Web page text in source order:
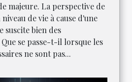
majeure. La perspective de
de vie à cause d'une
suscite bien des
se passe-t-il lorsque les
ne sont pas...